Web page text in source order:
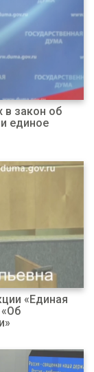
в закон об
единое
«Единая